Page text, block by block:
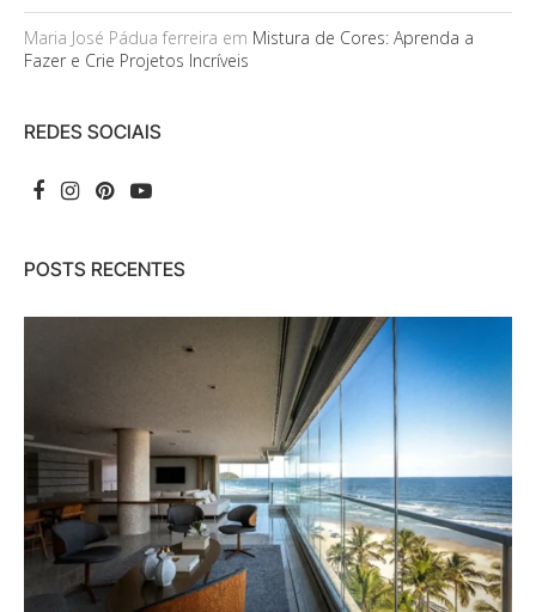
Maria José Pádua ferreira em Mistura de Cores: Aprenda a
Fazer e Crie Projetos Incríveis
REDES SOCIAIS
POSTS RECENTES